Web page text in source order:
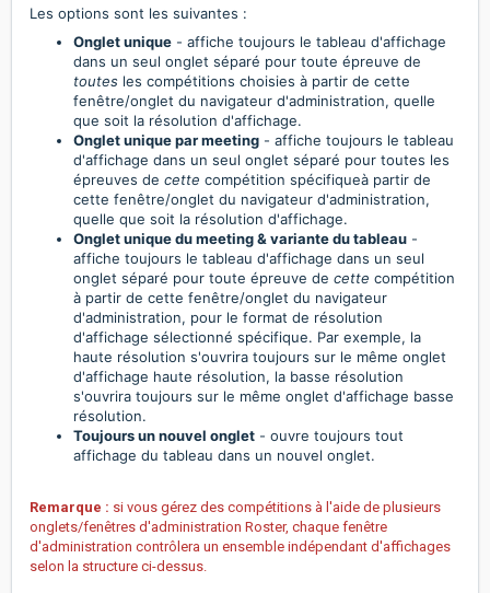
Les options sont les suivantes :
Onglet unique - affiche toujours le tableau d'affichage
dans un seul onglet séparé pour toute épreuve de
toutes les compétitions choisies à partir de cette
fenêtre/onglet du navigateur d'administration, quelle
que soit la résolution d'affichage.
Onglet unique par meeting - affiche toujours le tableau
d'affichage dans un seul onglet séparé pour toutes les
épreuves de cette compétition spécifiqueà partir de
cette fenêtre/onglet du navigateur d'administration,
quelle que soit la résolution d'affichage.
Onglet unique du meeting & variante du tableau -
affiche toujours le tableau d'affichage dans un seul
onglet séparé pour toute épreuve de cette compétition
à partir de cette fenêtre/onglet du navigateur
d'administration, pour le format de résolution
d'affichage sélectionné spécifique. Par exemple, la
haute résolution s'ouvrira toujours sur le même onglet
d'affichage haute résolution, la basse résolution
s'ouvrira toujours sur le même onglet d'affichage basse
résolution.
Toujours un nouvel onglet - ouvre toujours tout
affichage du tableau dans un nouvel onglet.
Remarque : si vous gérez des compétitions à l'aide de plusieurs
onglets/fenêtres d'administration Roster, chaque fenêtre
d'administration contrôlera un ensemble indépendant d'affichages
selon la structure ci-dessus.